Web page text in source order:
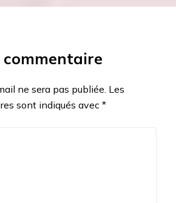
commentaire
ne sera pas publiée. Les
sont indiqués avec *